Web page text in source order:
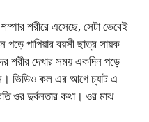
শরীরে এসেছে, সেটা ভেবেই
পাপিয়ার বয়সী ছাত্র সায়ক
শরীর দেখার সময় একদিন পড়ে
ভিডিও কল এর আগে চ্যাট এ
ওর দুর্বলতার কথা। ওর মাঝ